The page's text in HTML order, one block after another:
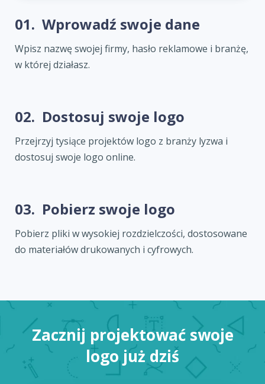
01. Wprowadź swoje dane
Wpisz nazwę swojej firmy, hasło reklamowe i branżę,
w której działasz.
02. Dostosuj swoje logo
Przejrzyj tysiące projektów logo z branży lyzwa i
dostosuj swoje logo online.
03. Pobierz swoje logo
Pobierz pliki w wysokiej rozdzielczości, dostosowane
do materiałów drukowanych i cyfrowych.
Zacznij projektować swoje
logo już dziś